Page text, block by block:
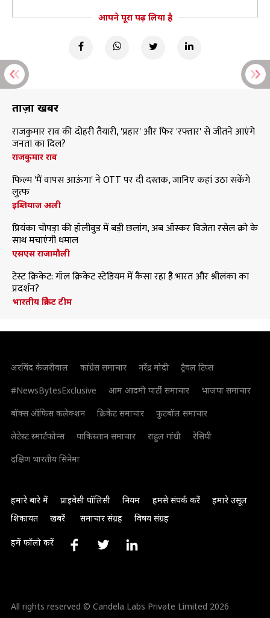
आपने पूरा पढ़ लिया है
ताज़ा खबरें
राजकुमार राव की दोहरी तैयारी, 'प्रहार' और फिर 'रफ्तार' से जीतने आएंगे
जनता का दिल?
राजकुमार राव
फिल्म 'मैं वापस आऊंगा' ने OTT पर दी दस्तक, जानिए कहां उठा सकेंगे
लुत्फ
इम्तियाज अली
प्रियंका चोपड़ा की हॉलीवुड में बड़ी छलांग, अब ऑस्कर विजेता रसेल क्रो के
साथ मचाएंगी धमाल
एसएस राजामौली
टेस्ट क्रिकेट: गॉल क्रिकेट स्टेडियम में कैसा रहा है भारत और श्रीलंका का
प्रदर्शन?
भारतीय क्रिकेट टीम
अरविंद केजरीवाल कांग्रेस समाचार नरेंद्र मोदी
ट्रैवल टिप्स
#NewsBytesExclusive
आम आदमी पार्टी समाचार
भाजपा समाचार
बॉक्स ऑफिस कलेक्शन
क्रिकेट समाचार
फुटबॉल समाचार
लेटेस्ट स्मार्टफोन्स
पाकिस्तान समाचार राहुल गांधी
रेसिपी
दक्षिण भारतीय सिनेमा
हमारे बारे में प्राइवेसी पॉलिसी नियम हमसे संपर्क करें
हमारे उसूल
शिकायत
खबरें समाचार संग्रह विषय संग्रह
हमें फॉलो करें
All rights reserved © Candela Labs Private Limited 2026